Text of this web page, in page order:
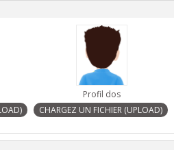
Profil dos